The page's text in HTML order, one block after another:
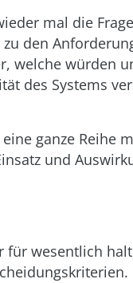
mal die
den
welche würden
des Systems
ganze Reihe
und
für wesentlich